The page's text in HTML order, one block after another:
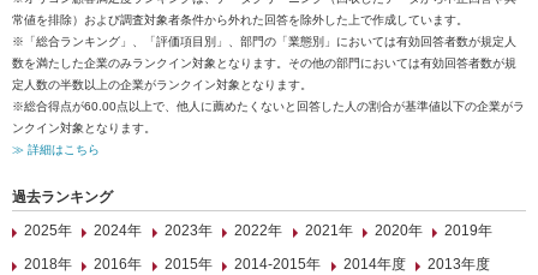
常値を排除）および調査対象者条件から外れた回答を除外した上で作成しています。
※「総合ランキング」、「評価項目別」、部門の「業態別」においては有効回答者数が規定人
数を満たした企業のみランクイン対象となります。その他の部門においては有効回答者数が規
定人数の半数以上の企業がランクイン対象となります。
※総合得点が60.00点以上で、他人に薦めたくないと回答した人の割合が基準値以下の企業がラ
ンクイン対象となります。
≫ 詳細はこちら
過去ランキング
2025年
2024年 2023年 2022年 2021年 2020年
2019年
2018年
2016年 2015年 2014-2015年 2014年度
2013年度